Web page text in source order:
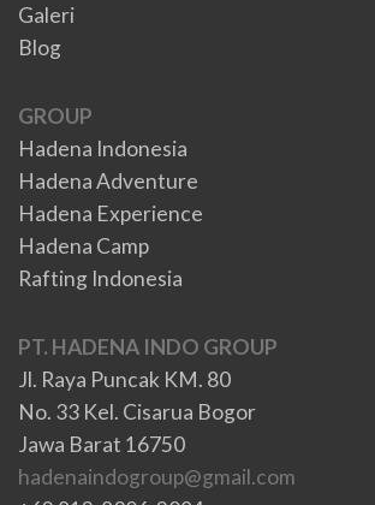
Galeri
Blog
GROUP
Hadena Indonesia
Hadena Adventure
Hadena Experience
Hadena Camp
Rafting Indonesia
PT. HADENA INDO GROUP
Jl. Raya Puncak KM. 80
No. 33 Kel. Cisarua Bogor
Jawa Barat 16750
hadenaindogroup@gmail.com